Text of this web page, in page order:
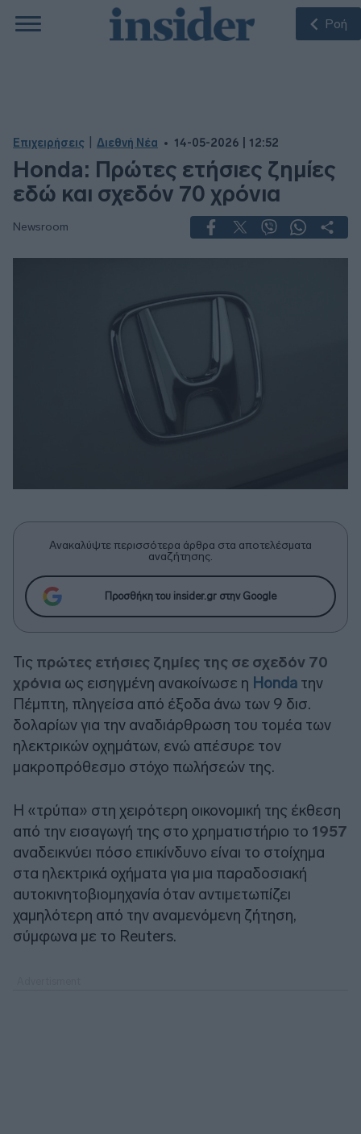
Ροή
Επιχειρήσεις Διεθνή Νέα 14-05-2026 | 12:52
Honda: Πρώτες ετήσιες ζημίες
εδώ και σχεδόν 70 χρόνια
Newsroom
Ανακαλύψτε περισσότερα άρθρα στα αποτελέσματα
αναζήτησης.
Προσθήκη του insider.gr στην Google
Τις πρώτες ετήσιες ζημίες της σε σχεδόν 70
χρόνια ως εισηγμένη ανακοίνωσε η Honda την
Πέμπτη, πληγείσα από έξοδα άνω των 9 δισ.
δολαρίων για την αναδιάρθρωση του τομέα των
ηλεκτρικών οχημάτων, ενώ απέσυρε τον
μακροπρόθεσμο στόχο πωλήσεών της.
Η «τρύπα» στη χειρότερη οικονομική της έκθεση
από την εισαγωγή της στο χρηματιστήριο το 1957
αναδεικνύει πόσο επικίνδυνο είναι το στοίχημα
στα ηλεκτρικά οχήματα για μια παραδοσιακή
αυτοκινητοβιομηχανία όταν αντιμετωπίζει
χαμηλότερη από την αναμενόμενη ζήτηση,
σύμφωνα με το Reuters.